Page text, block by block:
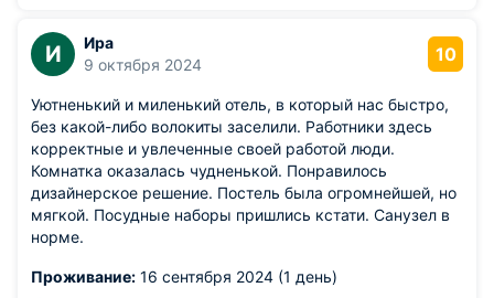
И
Ира
9 октября 2024
10
Уютненький и миленький отель, в который нас быстро,
без какой-либо волокиты заселили. Работники здесь
корректные и увлеченные своей работой люди.
Комнатка оказалась чудненькой. Понравилось
дизайнерское решение. Постель была огромнейшей, но
мягкой. Посудные наборы пришлись кстати. Санузел в
норме.
Проживание: 16 сентября 2024 (1 день)